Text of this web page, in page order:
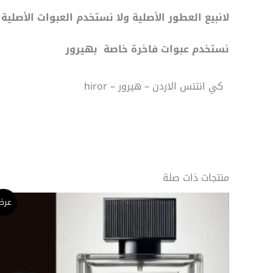
لانبيع العطور الأصلية ولا نستخدم العبوات
نستخدم عبوات فاخرة خاصة بهيرور
كي انتنس الاردن – هيرور – hiror
منتجات ذات صلة
نطاق
السعر:
خلال
هناك
الأشكال
المختلفة